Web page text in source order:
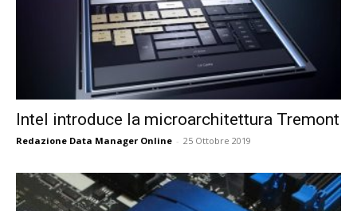
Intel introduce la microarchitettura Tremont
Redazione Data Manager Online - 25 Ottobre 2019